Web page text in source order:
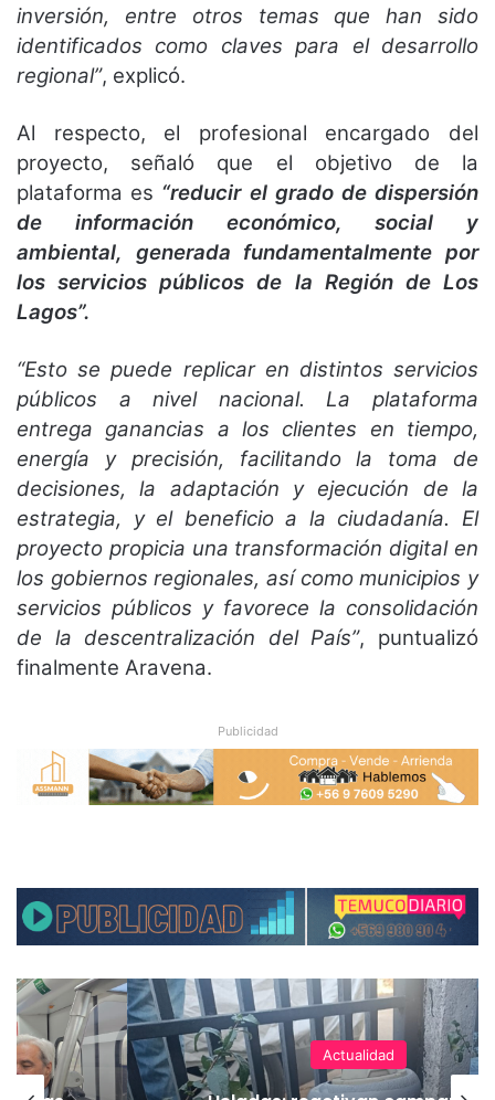
inversión, entre otros temas que han sido
identificados como claves para el desarrollo
regional”, explicó.
Al respecto, el profesional encargado del
proyecto, señaló que el objetivo de la
plataforma es “reducir el grado de dispersión
de información económico, social y
ambiental, generada fundamentalmente por
los servicios públicos de la Región de Los
Lagos”.
“Esto se puede replicar en distintos servicios
públicos a nivel nacional. La plataforma
entrega ganancias a los clientes en tiempo,
energía y precisión, facilitando la toma de
decisiones, la adaptación y ejecución de la
estrategia, y el beneficio a la ciudadanía. El
proyecto propicia una transformación digital en
los gobiernos regionales, así como municipios y
servicios públicos y favorece la consolidación
de la descentralización del País”, puntualizó
finalmente Aravena.
Publicidad
Actualidad